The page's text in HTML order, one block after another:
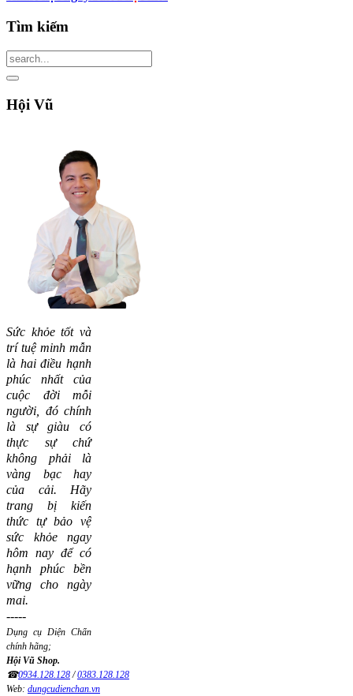
Tìm kiếm
Hội Vũ
Sức khỏe tốt và
trí tuệ minh mẫn
là hai điều hạnh
phúc nhất của
cuộc đời mỗi
người, đó chính
là sự giàu có
thực sự chứ
không phải là
vàng bạc hay
của cải. Hãy
trang bị kiến
thức tự bảo vệ
sức khỏe ngay
hôm nay để có
hạnh phúc bền
vững cho ngày
mai.
-----
Dụng cụ Diện Chẩn
chính hãng;
Hội Vũ Shop.
☎0934.128.128/0383.128.128
Web: dungcudienchan.vn